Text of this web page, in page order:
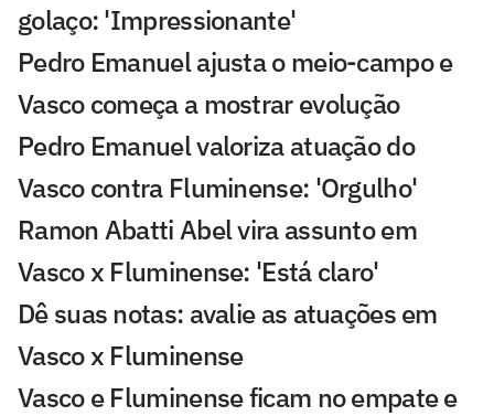
golaço: 'Impressionante'
Pedro Emanuel ajusta o meio-campo e
Vasco começa a mostrar evolução
Pedro Emanuel valoriza atuação do
Vasco contra Fluminense: 'Orgulho'
Ramon Abatti Abel vira assunto em
Vasco x Fluminense: 'Está claro'
Dê suas notas: avalie as atuações em
Vasco x Fluminense
Vasco e Fluminense ficam no empate e